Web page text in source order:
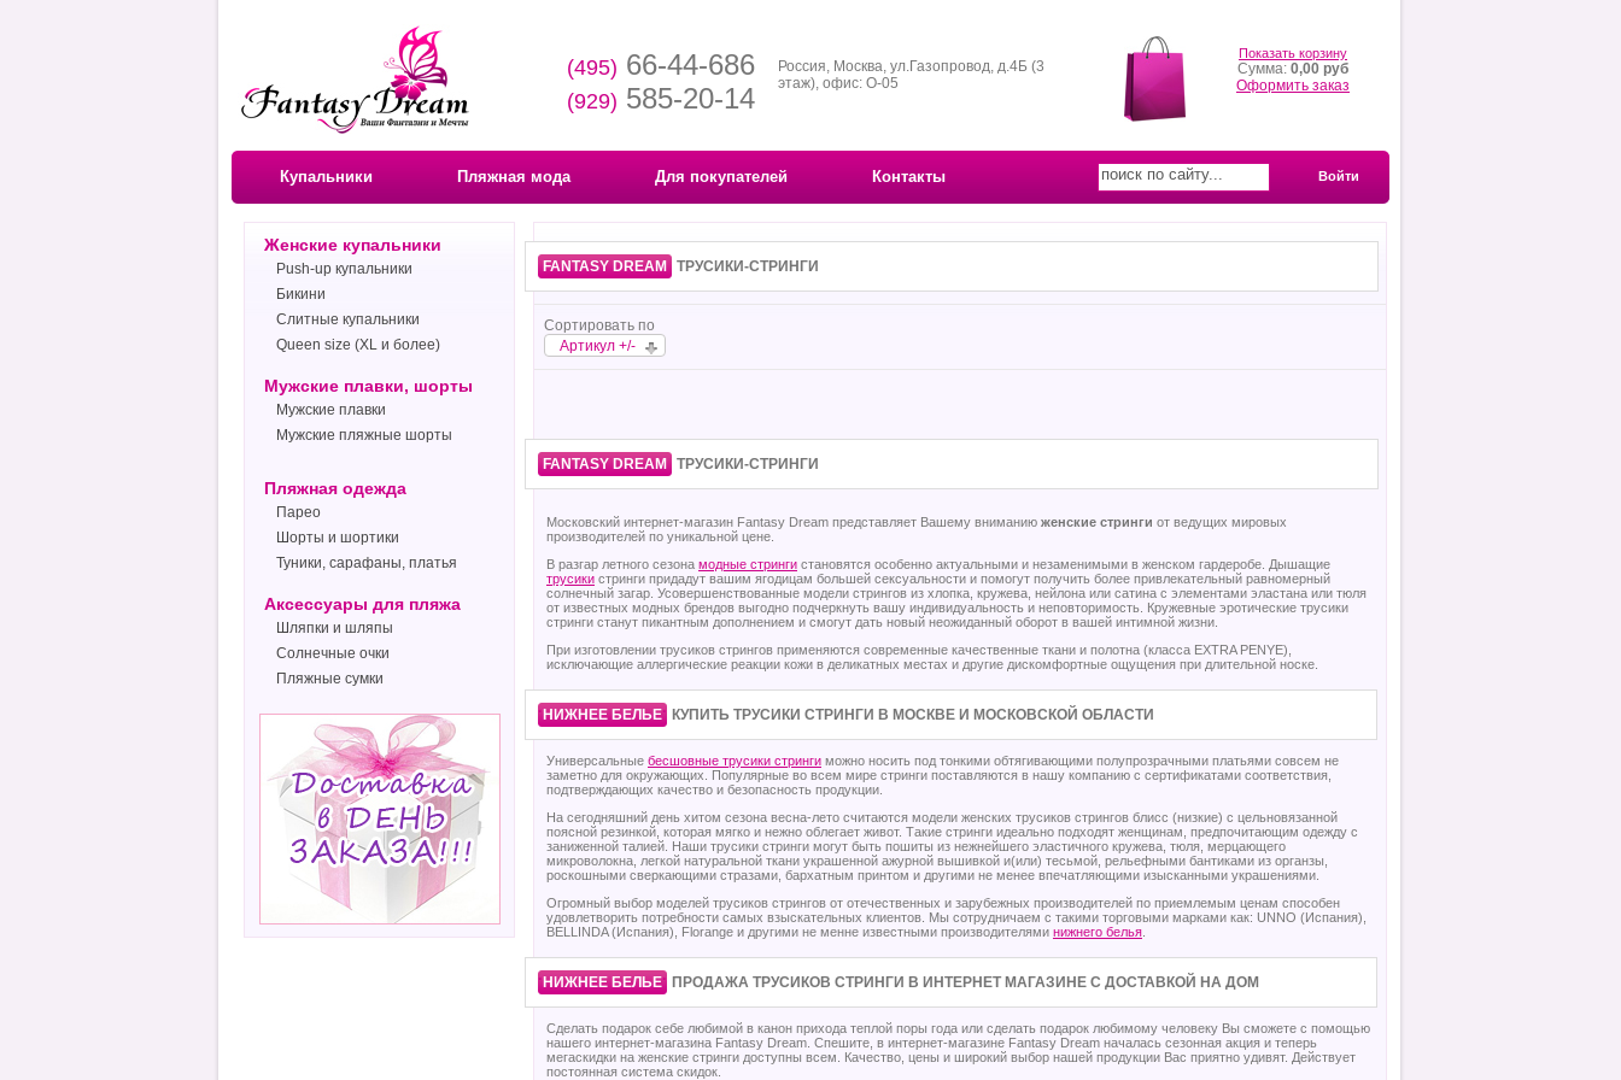
(495) 66-44-686
(929) 585-20-14
Россия, Москва, ул.Газопровод, д.4Б (3
этаж), офис: О-05
Показать корзину
Сумма: 0,00 руб
Оформить заказ
Купальники Пляжная мода Для покупателей Контакты Войти
Женские купальники
Push-up купальники
Бикини
Слитные купальники
Queen size (XL и более)
Мужские плавки, шорты
Мужские плавки
Мужские пляжные шорты
Пляжная одежда
Парео
Шорты и шортики
Туники, сарафаны, платья
Аксессуары для пляжа
Шляпки и шляпы
Солнечные очки
Пляжные сумки
FANTASY DREAM ТРУСИКИ-СТРИНГИ
Сортировать по
Артикул +/-
FANTASY DREAM ТРУСИКИ-СТРИНГИ
Московский интернет-магазин Fantasy Dream представляет Вашему вниманию женские стринги от ведущих мировых
производителей по уникальной цене.
В разгар летного сезона модные стринги становятся особенно актуальными и незаменимыми в женском гардеробе. Дышащие
трусики стринги придадут вашим ягодицам большей сексуальности и помогут получить более привлекательный равномерный
солнечный загар. Усовершенствованные модели стрингов из хлопка, кружева, нейлона или сатина с элементами эластана или тюля
от известных модных брендов выгодно подчеркнуть вашу индивидуальность и неповторимость. Кружевные эротические трусики
стринги станут пикантным дополнением и смогут дать новый неожиданный оборот в вашей интимной жизни.
При изготовлении трусиков стрингов применяются современные качественные ткани и полотна (класса EXTRA PENYE),
исключающие аллергические реакции кожи в деликатных местах и другие дискомфортные ощущения при длительной носке.
· ·
НИЖНЕЕ БЕЛЬЕ КУПИТЬ ТРУСИКИ СТРИНГИ В МОСКВЕ И МОСКОВСКОЙ ОБЛАСТИ
Универсальные бесшовные трусики стринги можно носить под тонкими обтягивающими полупрозрачными платьями совсем не
заметно для окружающих. Популярные во всем мире стринги поставляются в нашу компанию с сертификатами соответствия,
подтверждающих качество и безопасность продукции.
На сегодняшний день хитом сезона весна-лето считаются модели женских трусиков стрингов блисс (низкие) с цельновязанной
поясной резинкой, которая мягко и нежно облегает живот. Такие стринги идеально подходят женщинам, предпочитающим одежду с
заниженной талией. Наши трусики стринги могут быть пошиты из нежнейшего эластичного кружева, тюля, мерцающего
микроволокна, легкой натуральной ткани украшенной ажурной вышивкой и(или) тесьмой, рельефными бантиками из органзы,
роскошными сверкающими стразами, бархатным принтом и другими не менее впечатляющими изысканными украшениями.
Огромный выбор моделей трусиков стрингов от отечественных и зарубежных производителей по приемлемым ценам способен
удовлетворить потребности самых взыскательных клиентов. Мы сотрудничаем с такими торговыми марками как: UNNO (Испания),
BELLINDA (Испания), Florange и другими не менне известными производителями нижнего белья
· ·
НИЖНЕЕ БЕЛЬЕ ПРОДАЖА ТРУСИКОВ СТРИНГИ В ИНТЕРНЕТ МАГАЗИНЕ С ДОСТАВКОЙ НА ДОМ
Сделать подарок себе любимой в канон прихода теплой поры года или сделать подарок любимому человеку Вы сможете с помощью
нашего интернет-магазина Fantasy Dream. Спешите, в интернет-магазине Fantasy Dream началась сезонная акция и теперь
мегаскидки на женские стринги доступны всем. Качество, цены и широкий выбор нашей продукции Вас приятно удивят. Действует
постоянная система скидок.